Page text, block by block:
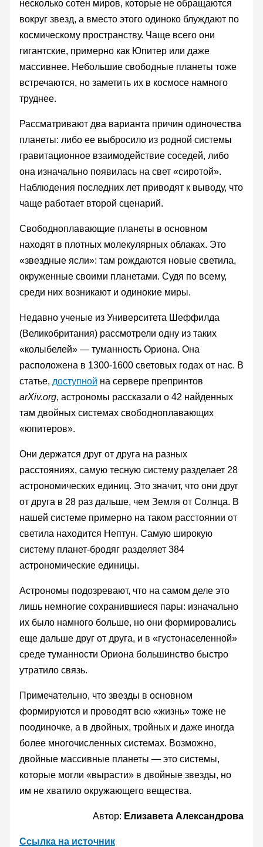
несколько сотен миров, которые не обращаются
вокруг звезд, а вместо этого одиноко блуждают по
космическому пространству. Чаще всего они
гигантские, примерно как Юпитер или даже
массивнее. Небольшие свободные планеты тоже
встречаются, но заметить их в космосе намного
труднее.
Рассматривают два варианта причин одиночества
планеты: либо ее выбросило из родной системы
гравитационное взаимодействие соседей, либо
она изначально появилась на свет «сиротой».
Наблюдения последних лет приводят к выводу, что
чаще работает второй сценарий.
Свободноплавающие планеты в основном
находят в плотных молекулярных облаках. Это
«звездные ясли»: там рождаются новые светила,
окруженные своими планетами. Судя по всему,
среди них возникают и одинокие миры.
Недавно ученые из Университета Шеффилда
(Великобритания) рассмотрели одну из таких
«колыбелей» — туманность Ориона. Она
расположена в 1300-1600 световых годах от нас. В
статье, доступной на сервере препринтов
arXiv.org, астрономы рассказали о 42 найденных
там двойных системах свободноплавающих
«юпитеров».
Они держатся друг от друга на разных
расстояниях, самую тесную систему разделает 28
астрономических единиц. Это значит, что они друг
от друга в 28 раз дальше, чем Земля от Солнца. В
нашей системе примерно на таком расстоянии от
светила находится Нептун. Самую широкую
систему планет-бродяг разделяет 384
астрономические единицы.
Астрономы подозревают, что на самом деле это
лишь немногие сохранившиеся пары: изначально
их было намного больше, но они формировались
еще дальше друг от друга, и в «густонаселенной»
среде туманности Ориона большинство быстро
утратило связь.
Примечательно, что звезды в основном
формируются и проводят всю «жизнь» тоже не
поодиночке, а в двойных, тройных и даже иногда
более многочисленных системах. Возможно,
двойные массивные планеты — это системы,
которые могли «вырасти» в двойные звезды, но
им не хватило окружающего вещества.
Автор: Елизавета Александрова
Ссылка на источник